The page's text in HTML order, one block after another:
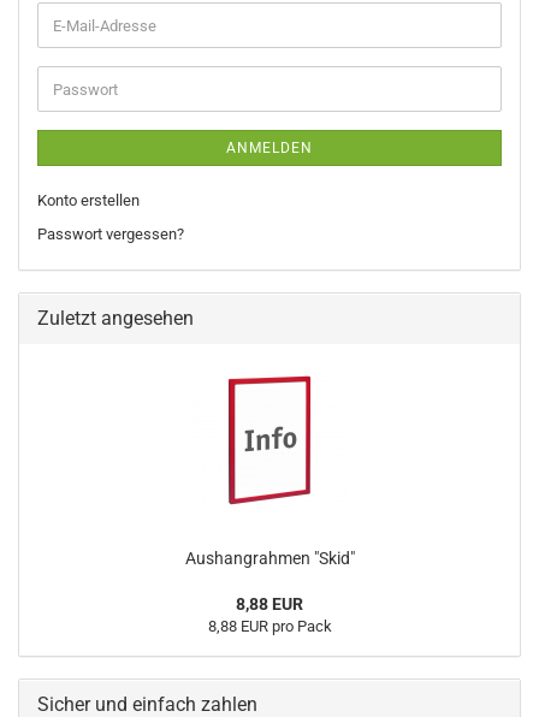
E-
Mail-
Adresse
Passwort
ANMELDEN
Konto erstellen
Passwort vergessen?
Zuletzt angesehen
Aushangrahmen "Skid"
8,88 EUR
8,88 EUR pro Pack
Sicher und einfach zahlen